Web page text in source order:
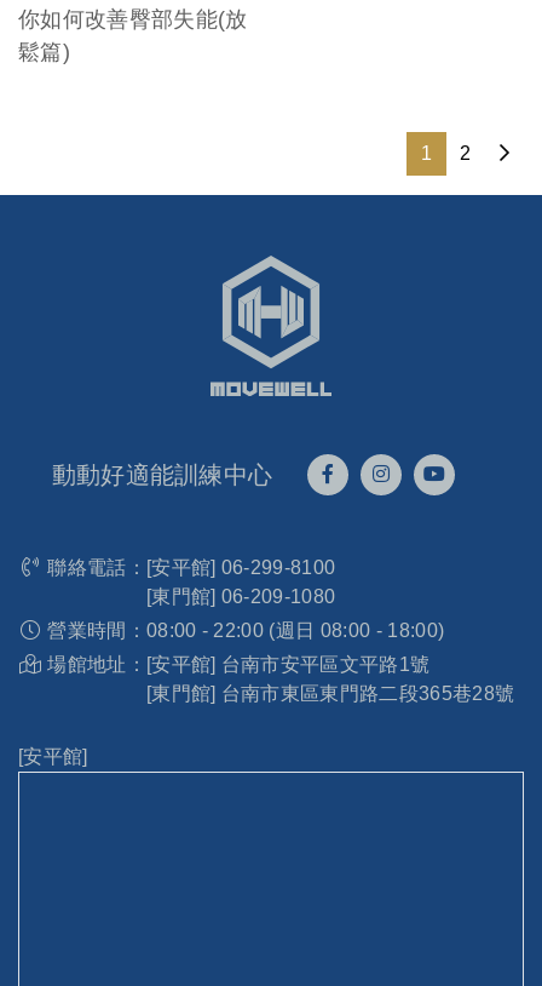
你如何改善臀部失能(放
鬆篇)
1 2
動動好適能訓練中心
聯絡電話： [安平館] 06-299-8100
[東門館] 06-209-1080
營業時間： 08:00 - 22:00 (週日 08:00 - 18:00)
場館地址： [安平館] 台南市安平區文平路1號
[東門館] 台南市東區東門路二段365巷28號
[安平館]